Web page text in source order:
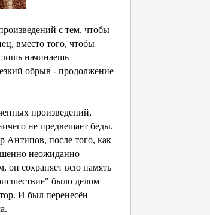
с тем, чтобы
вместо того, чтобы
лишь начинаешь
обрыв - продолжение
произведений,
не предвещает беды.
Антипов, после того, как
неожиданно
он сохраняет всю память
было делом
И был перенесён